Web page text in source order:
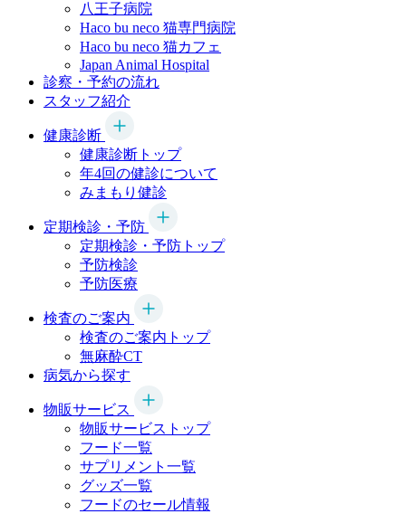
八王子病院
Haco bu neco 猫専門病院
Haco bu neco 猫カフェ
Japan Animal Hospital
診察・予約の流れ
スタッフ紹介
健康診断
健康診断トップ
年4回の健診について
みまもり健診
定期検診・予防
定期検診・予防トップ
予防検診
予防医療
検査のご案内
検査のご案内トップ
無麻酔CT
病気から探す
物販サービス
物販サービストップ
フード一覧
サプリメント一覧
グッズ一覧
フードのセール情報